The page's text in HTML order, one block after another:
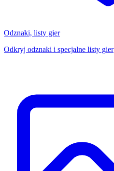
Odznaki, listy gier
Odkryj odznaki i specjalne listy gier